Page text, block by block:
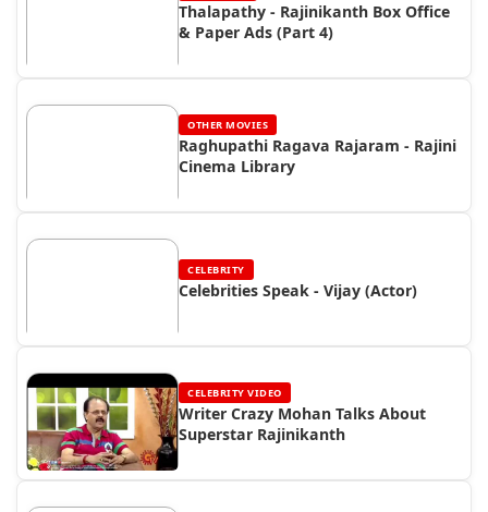
Thalapathy - Rajinikanth Box Office
& Paper Ads (Part 4)
OTHER MOVIES
Raghupathi Ragava Rajaram - Rajini
Cinema Library
CELEBRITY
Celebrities Speak - Vijay (Actor)
CELEBRITY VIDEO
Writer Crazy Mohan Talks About
Superstar Rajinikanth